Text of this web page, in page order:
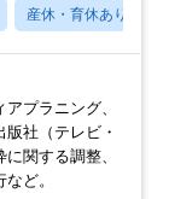
産休・育休あり
プラニング、
社（テレビ・
関する調整、
ど。